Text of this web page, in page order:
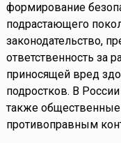
формирование
подрастающего
законодательство,
ответственность за
приносящей вред
подростков. В
также общественные
противоправным